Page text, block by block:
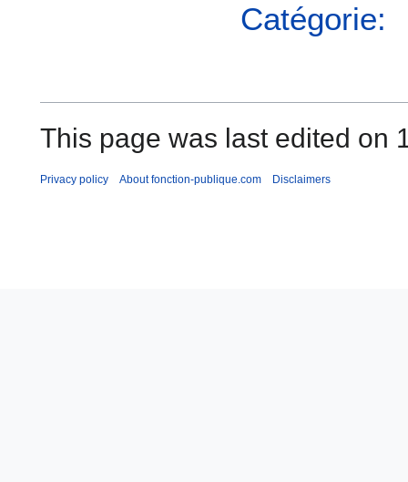
Catégorie:
This page was last edited on
Privacy policy About fonction-publique.com Disclaimers